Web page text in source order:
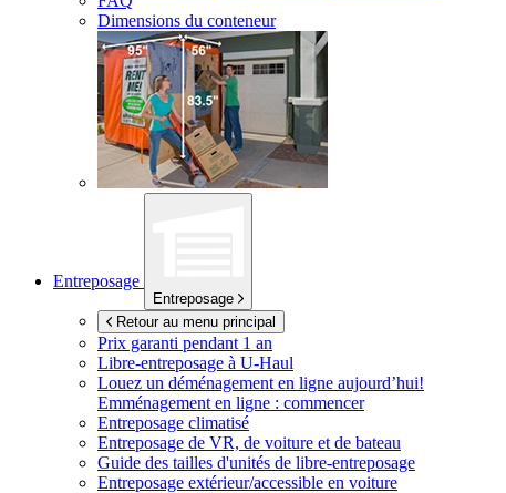
Dimensions du conteneur
Entreposage
Entreposage
Retour au menu principal
Prix garanti pendant 1 an
Libre-entreposage à U-Haul
Louez un déménagement en ligne aujourd’hui!
Emménagement en ligne : commencer
Entreposage climatisé
Entreposage de VR, de voiture et de bateau
Guide des tailles d'unités de libre-entreposage
Entreposage extérieur/accessible en voiture